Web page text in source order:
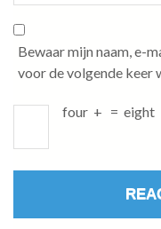
Bewaar mijn naam, e-
voor de volgende keer
four + = eight